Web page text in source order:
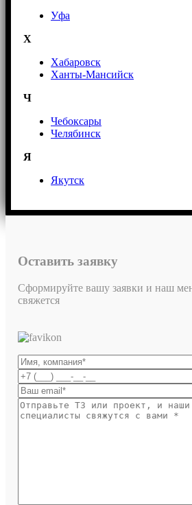
Уфа
Х
Хабаровск
Ханты-Мансийск
Ч
Чебоксары
Челябинск
Я
Якутск
Оставить заявку
Сформируйте вашу заявки и наш
свяжется